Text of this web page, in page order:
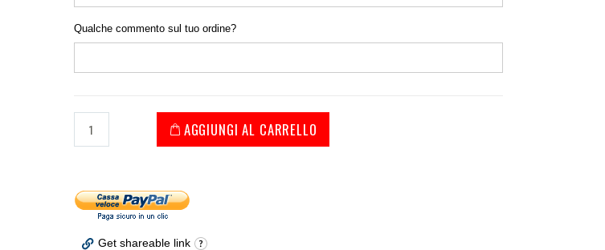
Qualche commento sul tuo ordine?
AGGIUNGI AL CARRELLO
Get shareable link